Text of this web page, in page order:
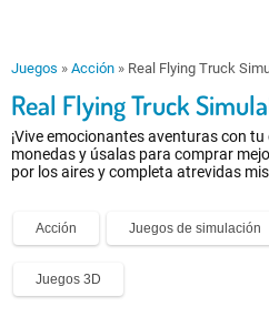
Juegos » Acción » Real Flying Truck
Real Flying Truck
¡Vive emocionantes aventuras con
monedas y úsalas para comprar
por los aires y completa atrevidas
Acción Juegos de simulación
Juegos 3D